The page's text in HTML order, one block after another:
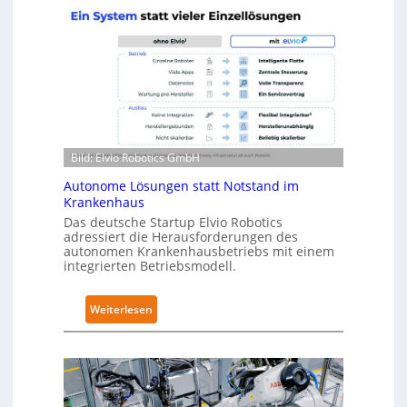
l
-
-
Z
e
r
t
f
i
z
i
e
r
u
n
a
R
o
o
t
c
e
w
e
i
e
r
g
l
Bild: Elvio Robotics GmbH
Autonome Lösungen statt Notstand im
Krankenhaus
Das deutsche Startup Elvio Robotics
adressiert die Herausforderungen des
autonomen Krankenhausbetriebs mit einem
integrierten Betriebsmodell.
Weiterlesen:
A
t
o
n